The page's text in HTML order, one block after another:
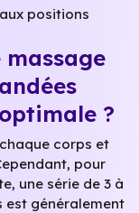
positions
massage
?
corps et
pour
une série de 3 à
est généralement